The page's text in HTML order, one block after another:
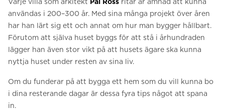
SV
användas i 200–300 år. Med sina många projekt över åren
har han lärt sig ett och annat om hur man bygger hållbart.
Förutom att själva huset byggs för att stå i århundraden
lägger han även stor vikt på att husets ägare ska kunna
nyttja huset under resten av sina liv.
Om du funderar på att bygga ett hem som du vill kunna bo
i dina resterande dagar är dessa fyra tips något att spana
in.